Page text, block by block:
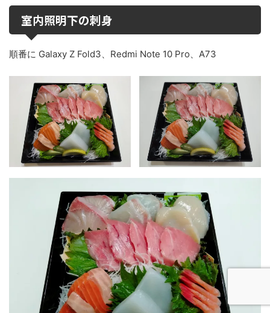
室内照明下の刺身
順番に Galaxy Z Fold3、Redmi Note 10 Pro、A73